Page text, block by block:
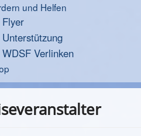
und Helfen
Flyer
Unterstützung
WDSF Verlinken